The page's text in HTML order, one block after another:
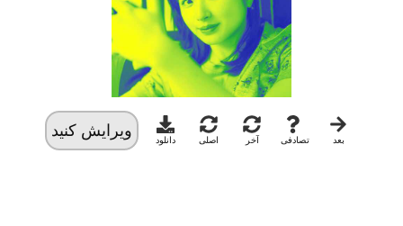
ویرایش کنید دانلود اصلی آخر تصادفی بعد